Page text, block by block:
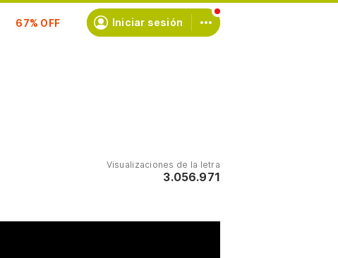
Suscríbete Iniciar sesión
Visualizaciones de la letra
3.056.971